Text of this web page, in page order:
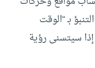
بـ “الوقت
إذا سيتسنى رؤية